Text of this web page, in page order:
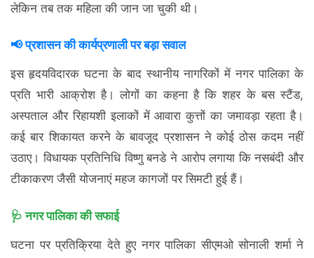
लेकिन तब तक महिला की जान जा चुकी थी।
📢 प्रशासन की कार्यप्रणाली पर बड़ा सवाल
इस हृदयविदारक घटना के बाद स्थानीय नागरिकों में नगर पालिका के
प्रति भारी आक्रोश है। लोगों का कहना है कि शहर के बस स्टैंड,
अस्पताल और रिहायशी इलाकों में आवारा कुत्तों का जमावड़ा रहता है।
कई बार शिकायत करने के बावजूद प्रशासन ने कोई ठोस कदम नहीं
उठाए। विधायक प्रतिनिधि विष्णु बनडे ने आरोप लगाया कि नसबंदी और
टीकाकरण जैसी योजनाएं महज कागजों पर सिमटी हुई हैं।
🩺 नगर पालिका की सफाई
घटना पर प्रतिक्रिया देते हुए नगर पालिका सीएमओ सोनाली शर्मा ने